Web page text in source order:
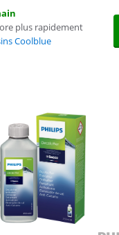
plus rapidement
Coolblue